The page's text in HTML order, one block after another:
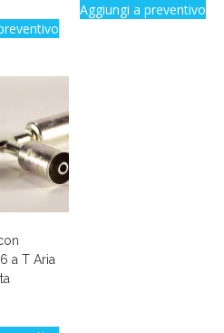
Aggiungi a preventivo
a T Aria